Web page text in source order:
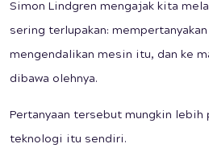
Simon Lindgren mengajak kita
sering terlupakan:
mengendalikan mesin itu, dan ke
dibawa olehnya.
Pertanyaan tersebut mungkin lebih
teknologi itu sendiri.